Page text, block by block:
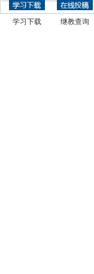
学习下载 继教查询